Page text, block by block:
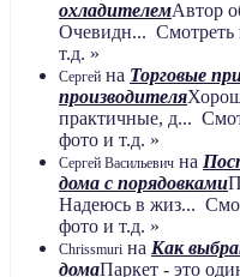
охладителемАвтор
Очевидн... Смотреть
т.д. »
Сергей на Торговые
производителя
практичные, д...
фото и т.д. »
Сергей Васильевич на
дома с порядовками
Надеюсь в жиз...
фото и т.д. »
Chrissmuri на Как
домаПаркет - это